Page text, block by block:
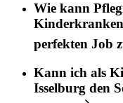
Wie kann
perfekten Job
Kann ich als
Isselburg den